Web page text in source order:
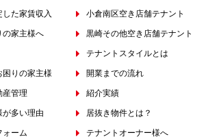
た家賃収入
の家主様へ
困りの家主様
産管理
多い理由
ォーム
小倉南区空き店舗テナント
黒崎その他空き店舗テナント
テナントスタイルとは
開業までの流れ
紹介実績
居抜き物件とは？
テナントオーナー様へ